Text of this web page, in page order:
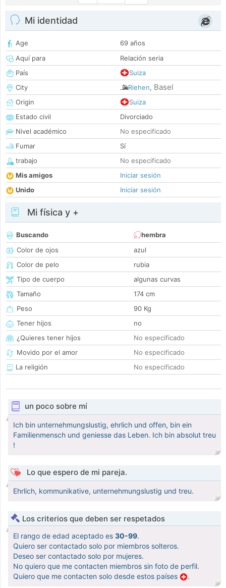
Mi identidad
Age
69 años
Aquí para
Relación seria
País
Suiza
City
Riehen, Basel
Origin
Suiza
Estado civil
Divorciado
Nivel académico
No especificado
Fumar
Sí
trabajo
No especificado
Mis amigos
Iniciar sesión
Unido
Iniciar sesión
Mi física y +
Buscando
hembra
Color de ojos
azul
Color de pelo
rubia
Tipo de cuerpo
algunas curvas
Tamaño
174 cm
Peso
90 Kg
Tener hijos
no
¿Quieres tener hijos
No especificado
Movido por el amor
No especificado
La religión
No especificado
un poco sobre mí
Ich bin unternehmungslustig, ehrlich und offen, bin ein
Familienmensch und geniesse das Leben. Ich bin absolut treu
!
Lo que espero de mi pareja.
Ehrlich, kommunikative, unternehmungslustig und treu.
Los criterios que deben ser respetados
El rango de edad aceptado es 30-99.
Quiero ser contactado solo por miembros solteros.
Deseo ser contactado solo por mujeres.
No quiero que me contacten miembros sin foto de perfil.
Quiero que me contacten solo desde estos países
.